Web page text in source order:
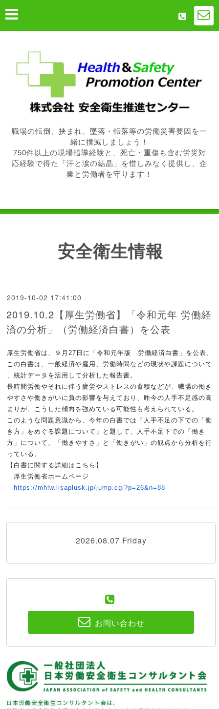
職場の転倒、挟まれ、墜落・転落等の労働災害要因を一
緒に撲滅しましょう！
750件以上の現場指導経験と、死亡・重傷も含む労災対
応経験で得た「汗と涙の結晶」を惜しみなく提供し、企
業と労働者を守ります！
安全衛生情報
2019-10-02 17:41:00
2019.10.2【厚生労働省】「令和元年 労働経
済の分析」（労働経済白書）を公表
厚生労働省は、９月27日に「令和元年版 労働経済白書」を公表。
この白書は、一般経済や雇用、労働時間などの現状や課題について
、統計データを活用して分析した報告書。
長時間労働やそれに伴う疲労やストレスの蓄積などが、職場の働き
やすさや働きがいに負の影響を与えており、昨今の人手不足感の高
まりが、こう した傾向を強めている可能性も考えられている。
このような問題意識から、今年の白書では「人手不足の下での「働
き方」をめぐる課題について」と題して、人手不足下での「働き
方」について、「働きやすさ」と「働きがい」の観点から分析を行
っている。
【白書に関する詳細はこちら】
厚生労働省ホームページ
https://mhlw.lisaplusk.jp/jump .cgi?p=26&n=88
2026.08.07 Friday
お問い合わせ